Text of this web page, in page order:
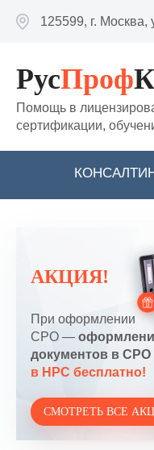
125599, г.
РусПроф
Помощь в
сертификации,
АКЦИЯ!
При оформлении
СРО —
документов в СРО
в НРС бесплатно!
СМОТРЕТЬ ВСЕ